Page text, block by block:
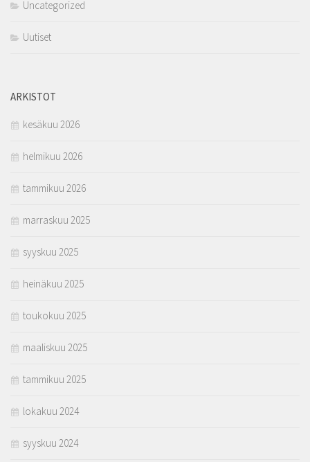
Uncategorized
Uutiset
ARKISTOT
kesäkuu 2026
helmikuu 2026
tammikuu 2026
marraskuu 2025
syyskuu 2025
heinäkuu 2025
toukokuu 2025
maaliskuu 2025
tammikuu 2025
lokakuu 2024
syyskuu 2024